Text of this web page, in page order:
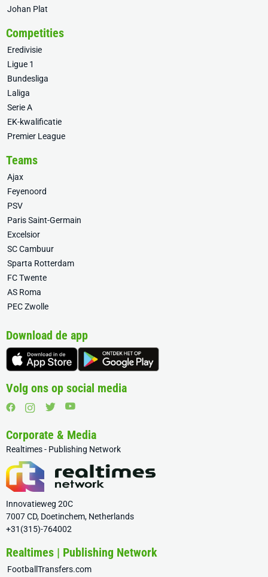
Johan Plat
Competities
Eredivisie
Ligue 1
Bundesliga
Laliga
Serie A
EK-kwalificatie
Premier League
Teams
Ajax
Feyenoord
PSV
Paris Saint-Germain
Excelsior
SC Cambuur
Sparta Rotterdam
FC Twente
AS Roma
PEC Zwolle
Download de app
Volg ons op social media
Corporate & Media
Realtimes - Publishing Network
Innovatieweg 20C
7007 CD, Doetinchem, Netherlands
+31(315)-764002
Realtimes | Publishing Network
FootballTransfers.com